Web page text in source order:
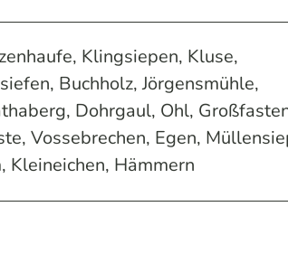
Klingsiepen, Kluse,
Buchholz, Jörgensmühle,
Dohrgaul, Ohl,
Vossebrechen, Egen,
Kleineichen, Hämmern